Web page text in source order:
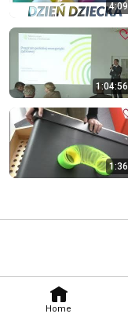
Home
4:09
1:04:56
1:36